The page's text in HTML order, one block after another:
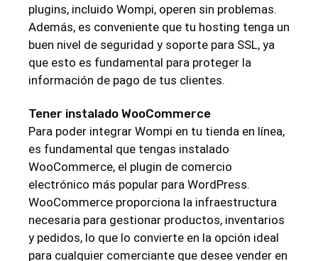
plugins, incluido Wompi, operen sin problemas.
Además, es conveniente que tu hosting tenga un
buen nivel de seguridad y soporte para SSL, ya
que esto es fundamental para proteger la
información de pago de tus clientes.
Tener instalado WooCommerce
Para poder integrar Wompi en tu tienda en línea,
es fundamental que tengas instalado
WooCommerce, el plugin de comercio
electrónico más popular para WordPress.
WooCommerce proporciona la infraestructura
necesaria para gestionar productos, inventarios
y pedidos, lo que lo convierte en la opción ideal
para cualquier comerciante que desee vender en